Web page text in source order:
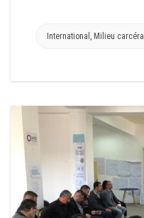
International Milieu carcéral